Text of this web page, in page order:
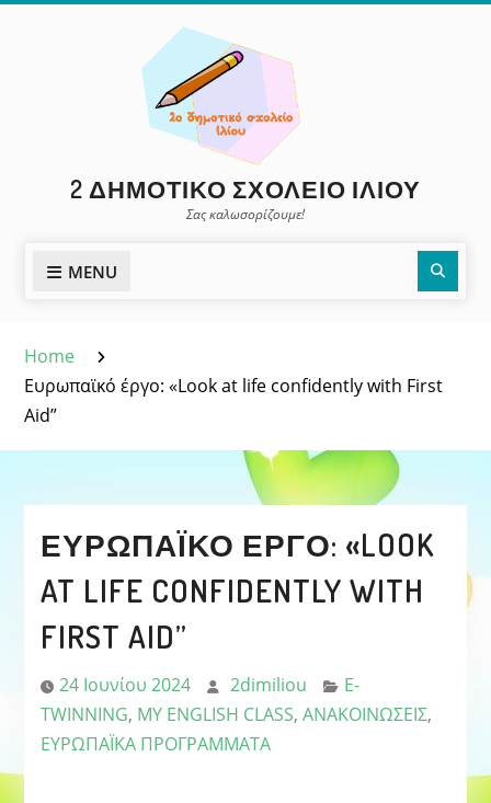
2 ΔΗΜΟΤΙΚΌ ΣΧΟΛΕΊΟ ΙΛΊΟΥ
Σας καλωσορίζουμε!
MENU
Home
Ευρωπαϊκό έργο: «Look at life confidently with First
Aid”
ΕΥΡΩΠΑΪΚΌ ΈΡΓΟ: «LOOK
AT LIFE CONFIDENTLY WITH
FIRST AID”
24 Ιουνίου 2024 2dimiliou
E-
TWINNING, MY ENGLISH CLASS, ΑΝΑΚΟΙΝΩΣΕΙΣ,
ΕΥΡΩΠΑΪΚΑ ΠΡΟΓΡΑΜΜΑΤΑ